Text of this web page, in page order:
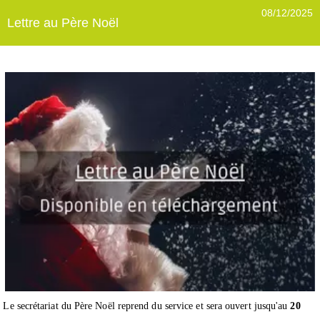
Lettre au Père Noël
08/12/2025
Le secrétariat du Père Noël reprend du service et sera ouvert jusqu'au20